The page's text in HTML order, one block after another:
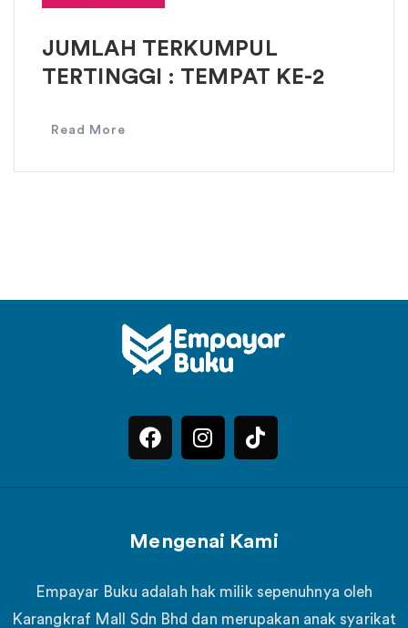
JUMLAH TERKUMPUL
TERTINGGI : TEMPAT KE-2
Read More
Mengenai Kami
Empayar Buku adalah hak milik sepenuhnya oleh
Karangkraf Mall Sdn Bhd dan merupakan anak syarikat